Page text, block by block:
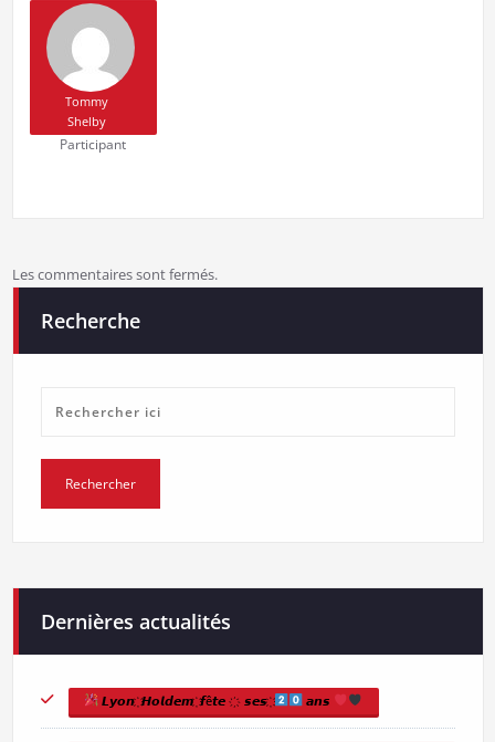
Tommy
Shelby
Participant
Les commentaires sont fermés.
Recherche
Dernières actualités
𝙇𝙮𝙤𝙣 ҉ 𝙃𝙤𝙡𝙙𝙚𝙢 ҉ 𝙛ê𝙩𝙚 ҉ 𝙨𝙚𝙨 ҉ 𝙖𝙣𝙨